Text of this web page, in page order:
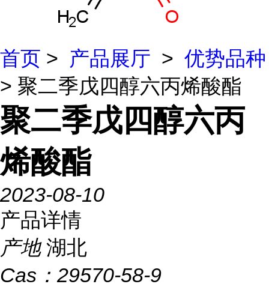
首页 > 产品展厅 > 优势品种
> 聚二季戊四醇六丙烯酸酯
聚二季戊四醇六丙
烯酸酯
2023-08-10
产品详情
产地 湖北
Cas： 29570-58-9